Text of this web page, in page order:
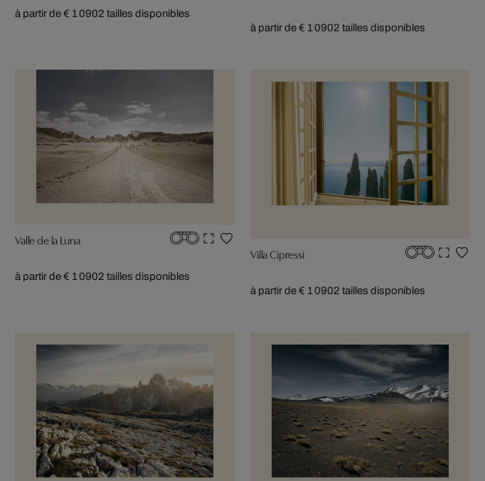
à partir de € 1 0902 tailles disponibles
à partir de € 1 0902 tailles disponibles
Valle de la Luna
à partir de € 1 0902 tailles disponibles
Villa Cipressi
à partir de € 1 0902 tailles disponibles